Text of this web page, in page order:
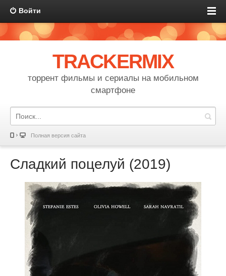
Войти
TRACKERMIX
торрент фильмы и сериалы на мобильном
смартфоне
Полная версия сайта
Сладкий поцелуй (2019)